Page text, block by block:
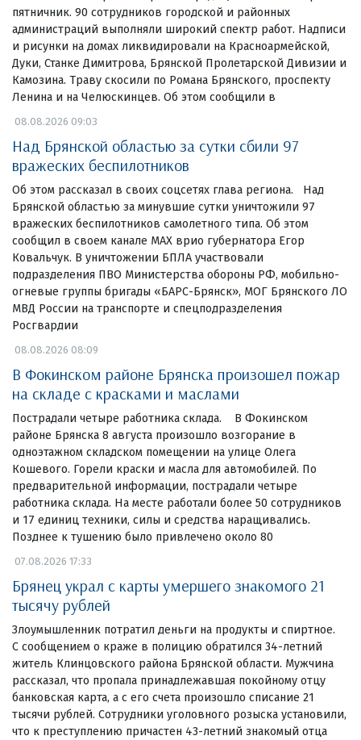
пятничник. 90 сотрудников городской и районных
администраций выполняли широкий спектр работ. Надписи
и рисунки на домах ликвидировали на Красноармейской,
Дуки, Станке Димитрова, Брянской Пролетарской Дивизии и
Камозина. Траву скосили по Романа Брянского, проспекту
Ленина и на Челюскинцев. Об этом сообщили в
08.08.2026 09:03
Над Брянской областью за сутки сбили 97
вражеских беспилотников
Об этом рассказал в своих соцсетях глава региона. Над
Брянской областью за минувшие сутки уничтожили 97
вражеских беспилотников самолетного типа. Об этом
сообщил в своем канале МАХ врио губернатора Егор
Ковальчук. В уничтожении БПЛА участвовали
подразделения ПВО Министерства обороны РФ, мобильно-
огневые группы бригады «БАРС-Брянск», МОГ Брянского ЛО
МВД России на транспорте и спецподразделения
Росгвардии
08.08.2026 08:09
В Фокинском районе Брянска произошел пожар
на складе с красками и маслами
Пострадали четыре работника склада. В Фокинском
районе Брянска 8 августа произошло возгорание в
одноэтажном складском помещении на улице Олега
Кошевого. Горели краски и масла для автомобилей. По
предварительной информации, пострадали четыре
работника склада. На месте работали более 50 сотрудников
и 17 единиц техники, силы и средства наращивались.
Позднее к тушению было привлечено около 80
07.08.2026 17:33
Брянец украл с карты умершего знакомого 21
тысячу рублей
Злоумышленник потратил деньги на продукты и спиртное.
С сообщением о краже в полицию обратился 34-летний
житель Клинцовского района Брянской области. Мужчина
рассказал, что пропала принадлежавшая покойному отцу
банковская карта, а с его счета произошло списание 21
тысячи рублей. Сотрудники уголовного розыска установили,
что к преступлению причастен 43-летний знакомый отца